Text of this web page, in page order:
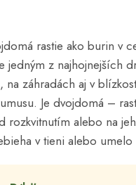
rastie ako burin v
jedným z najhojnejších
na záhradách aj v
Je dvojdomá –
rozkvitnutím alebo na
v tieni alebo umelo